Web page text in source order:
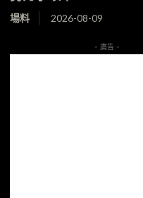
場料 2026-08-09
- 廣告 -